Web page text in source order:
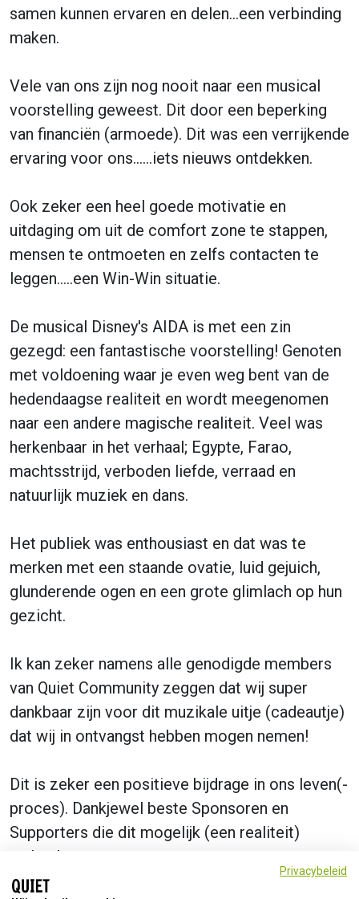
samen kunnen ervaren en delen…een verbinding
maken.
Vele van ons zijn nog nooit naar een musical
voorstelling geweest. Dit door een beperking
van financiën (armoede). Dit was een verrijkende
ervaring voor ons……iets nieuws ontdekken.
Ook zeker een heel goede motivatie en
uitdaging om uit de comfort zone te stappen,
mensen te ontmoeten en zelfs contacten te
leggen…..een Win-Win situatie.
De musical Disney's AIDA is met een zin
gezegd: een fantastische voorstelling! Genoten
met voldoening waar je even weg bent van de
hedendaagse realiteit en wordt meegenomen
naar een andere magische realiteit. Veel was
herkenbaar in het verhaal; Egypte, Farao,
machtsstrijd, verboden liefde, verraad en
natuurlijk muziek en dans.
Het publiek was enthousiast en dat was te
merken met een staande ovatie, luid gejuich,
glunderende ogen en een grote glimlach op hun
gezicht.
Ik kan zeker namens alle genodigde members
van Quiet Community zeggen dat wij super
dankbaar zijn voor dit muzikale uitje (cadeautje)
dat wij in ontvangst hebben mogen nemen!
Dit is zeker een positieve bijdrage in ons leven(-
proces). Dankjewel beste Sponsoren en
Supporters die dit mogelijk (een realiteit)
maken!
Privacybeleid